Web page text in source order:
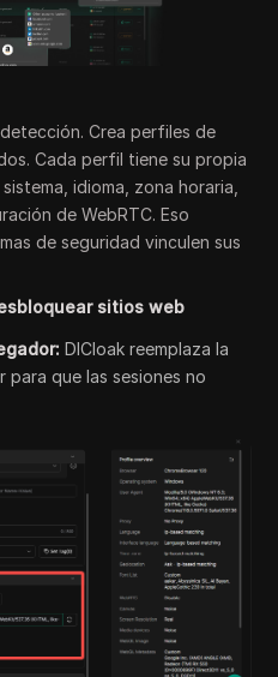
Crea perfiles de
Cada perfil tiene su propia
idioma, zona horaria,
de WebRTC. Eso
de seguridad vinculen sus
sitios web
DICloak reemplaza la
para que las sesiones no